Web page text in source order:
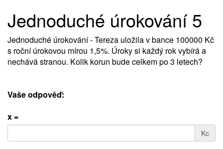
Jednoduché úrokování 5
Jednoduché úrokování - Tereza uložila v bance 100000 Kč
s roční úrokovou mírou 1,5%. Úroky si každý rok vybírá a
nechává stranou. Kolik korun bude celkem po 3 letech?
Vaše odpověď:
x =
Kc